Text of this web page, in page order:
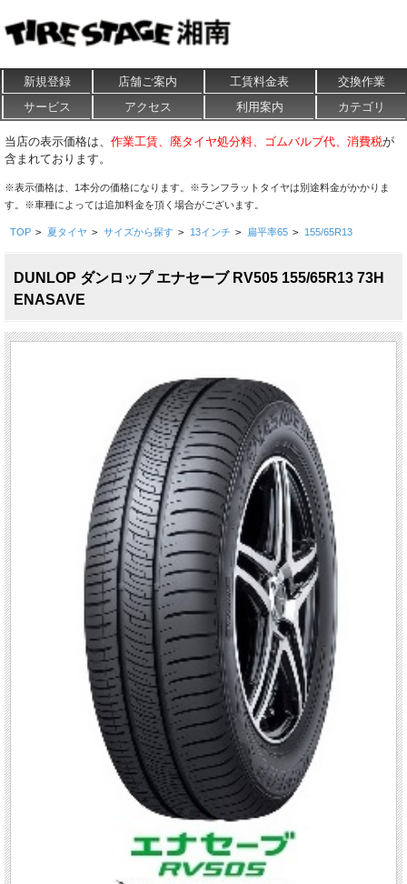
新規登録 店舗ご案内 工賃料金表
交換作業
サービス
アクセス 利用案内 カテゴリ
当店の表示価格は、 作業工賃、廃タイヤ処分料、ゴムバルブ代、消費税が
含まれております。
※表示価格は、1本分の価格になります。※ランフラットタイヤは別途料金がかかりま
す。※車種によっては追加料金を頂く場合がございます。
TOP > 夏タイヤ > サイズから探す > 13インチ > 扁平率65 > 155/65R13
DUNLOP ダンロップ エナセーブ RV505 155/65R13 73H
ENASAVE